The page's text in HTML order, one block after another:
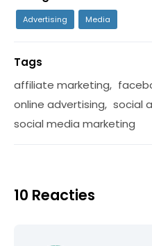
Advertising Media
Tags
affiliate marketing,
online advertising, social
social media marketing
10 Reacties